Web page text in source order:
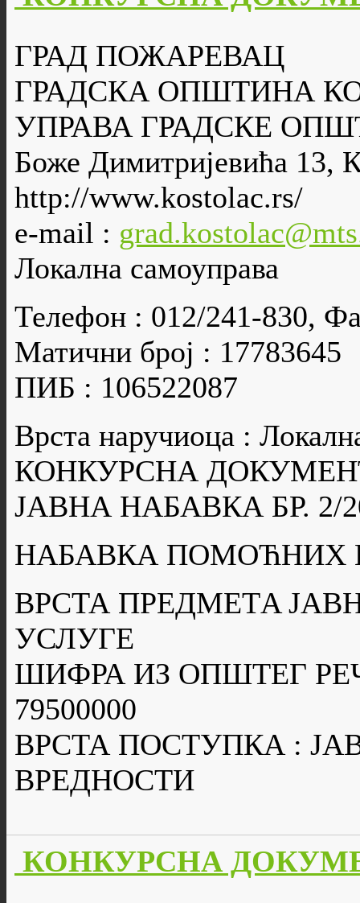
ГРАД ПОЖАРЕВАЦ
ГРАДСКА ОПШТИНА
УПРАВА ГРАДСКЕ
Боже Димитријевића 13,
http://www.kostolac.rs/
e-mail :
Локална самоуправа
Телефон : 012/241-830,
Матични број : 17783645
ПИБ : 106522087
Врста наручиоца :
КОНКУРСНА
ЈАВНА НАБАВКА БР. 2/
НАБАВКА ПОМОЋНИХ
ВРСТА ПРЕДМЕТA
УСЛУГЕ
ШИФРА ИЗ ОПШТЕГ
79500000
ВРСТА ПОСТУПКА :
ВРЕДНОСТИ
КОНКУРСНА